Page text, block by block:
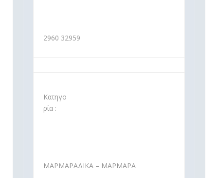
2960 32959
Κατηγο
ρία :
ΜΑΡΜΑΡΑΔΙΚΑ – ΜΑΡΜΑΡΑ